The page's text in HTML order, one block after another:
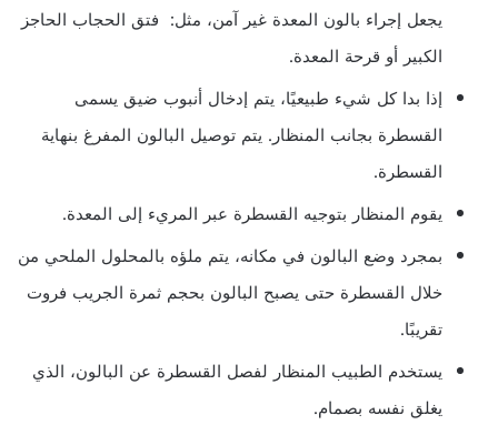
يجعل إجراء بالون المعدة غير آمن، مثل: فتق الحجاب الحاجز
الكبير أو قرحة المعدة.
إذا بدا كل شيء طبيعيًا، يتم إدخال أنبوب ضيق يسمى
القسطرة بجانب المنظار. يتم توصيل البالون المفرغ بنهاية
القسطرة.
يقوم المنظار بتوجيه القسطرة عبر المريء إلى المعدة.
بمجرد وضع البالون في مكانه، يتم ملؤه بالمحلول الملحي من
خلال القسطرة حتى يصبح البالون بحجم ثمرة الجريب فروت
تقريبًا.
يستخدم الطبيب المنظار لفصل القسطرة عن البالون، الذي
يغلق نفسه بصمام.